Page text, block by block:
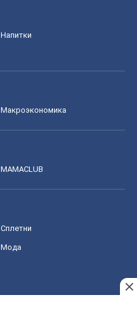
Напитки
Mакроэкономика
MAMACLUB
Сплетни
Мода